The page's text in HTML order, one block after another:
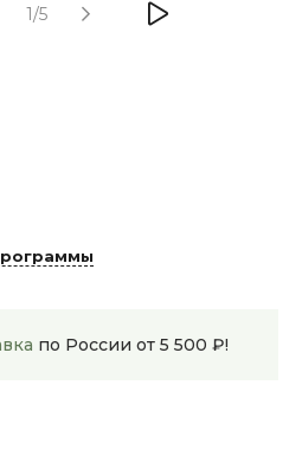
1/5
по России от 5 500 ₽!